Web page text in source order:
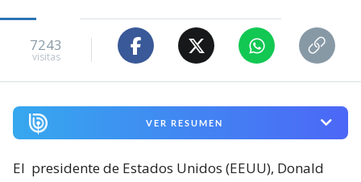
7243
visitas
VER RESUMEN
El presidente de Estados Unidos (EEUU), Donald